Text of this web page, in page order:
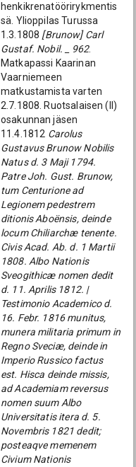
henkikrenatöörirykmentis
sä. Ylioppilas Turussa
1.3.1808 [Brunow] Carl
Gustaf. Nobil. _ 962.
Matkapassi Kaarinan
Vaarniemeen
matkustamista varten
2.7.1808. Ruotsalaisen (II)
osakunnan jäsen
11.4.1812 Carolus
Gustavus Brunow Nobilis
Natus d. 3 Maji 1794.
Patre Joh. Gust. Brunow,
tum Centurione ad
Legionem pedestrem
ditionis Aboënsis, deinde
locum Chiliarchæ tenente.
Civis Acad. Ab. d. 1 Martii
1808. Albo Nationis
Sveogithicæ nomen dedit
d. 11. Aprilis 1812. |
Testimonio Academico d.
16. Febr. 1816 munitus,
munera militaria primum in
Regno Sveciæ, deinde in
Imperio Russico factus
est. Hisca deinde missis,
ad Academiam reversus
nomen suum Albo
Universitatis itera d. 5.
Novembris 1821 dedit;
posteaqve memenem
Civium Nationis